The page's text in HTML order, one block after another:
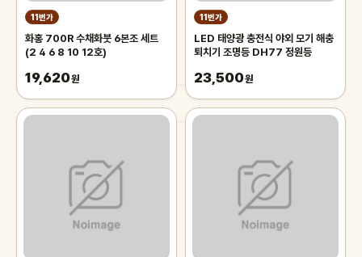
11번가
화홍 700R 수채화붓 6본조 세트
(2 4 6 8 10 12호)
19,620원
11번가
LED 태양광 충전식 야외 모기 해충
퇴치기 조명등 DH77 정원등
23,500원